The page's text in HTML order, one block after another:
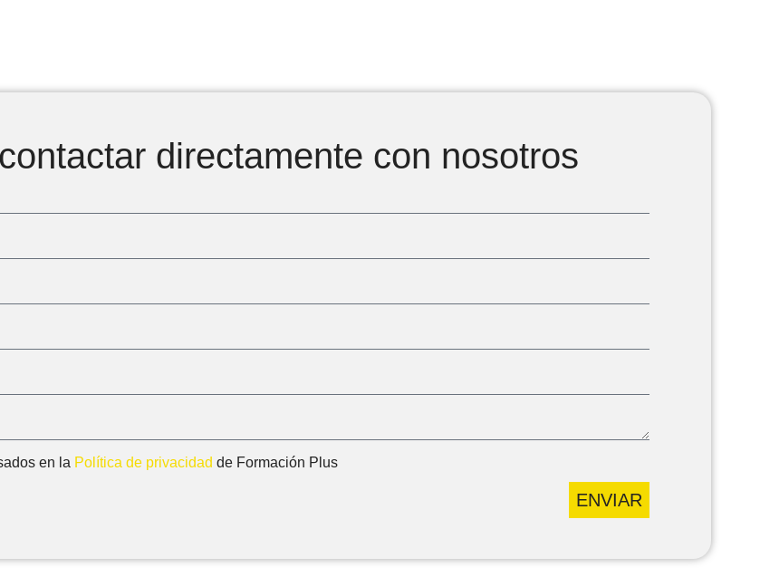
directamente con nosotros
en la Política de privacidad de Formación Plus
ENVIAR